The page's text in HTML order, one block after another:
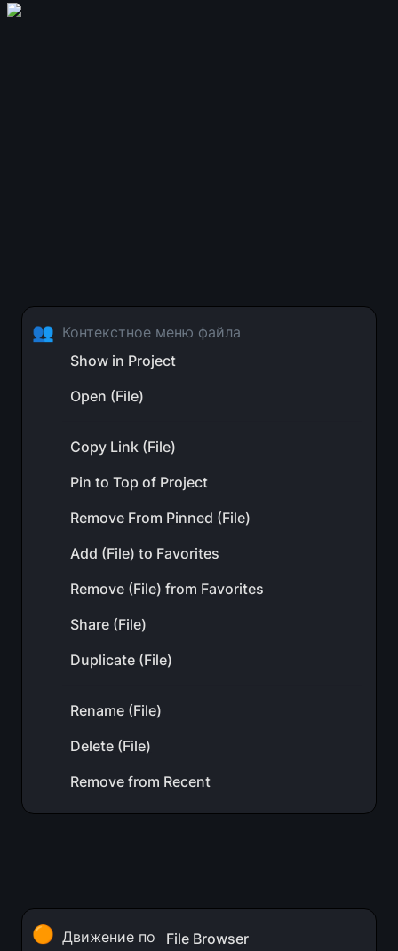
👥 Контекстное меню файла
Show in Project
Open (File)
Copy Link (File)
Pin to Top of Project
Remove From Pinned (File)
Add (File) to Favorites
Remove (File) from Favorites
Share (File)
Duplicate (File)
Rename (File)
Delete (File)
Remove from Recent
🟠 Движение по File Browser